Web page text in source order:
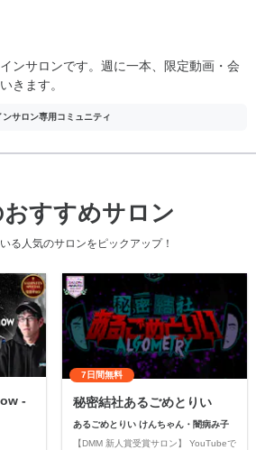
ンサロンです。週に一本、限定動画・会
きます。
ンサロン専用コミュニティ
すすめサロン
る人気のサロンをピックアップ！
-
7日間無料
秘密結社あるごめとりい
あるごめとりい けんちゃん・闇病み子
【DMM 新人賞受賞サロン】 YouTubeで